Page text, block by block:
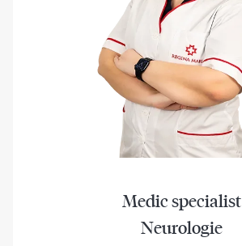
Medic specialist
Neurologie